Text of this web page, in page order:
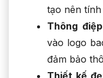
tạo nên
Thông
vào logo
đảm bảo
Thiết kế